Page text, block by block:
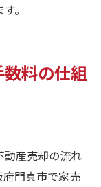
。
料の仕組
動産売却の流れ
門真市で家売